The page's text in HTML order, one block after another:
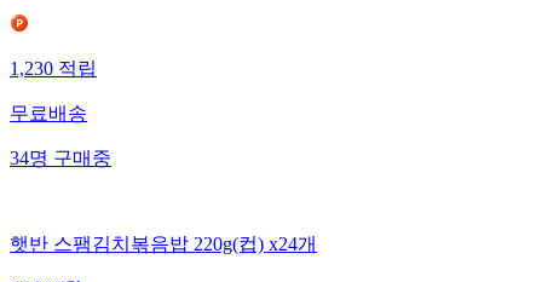
1,230 적립
무료배송
34명 구매중
햇반 스팸김치볶음밥 220g(컵) x24개